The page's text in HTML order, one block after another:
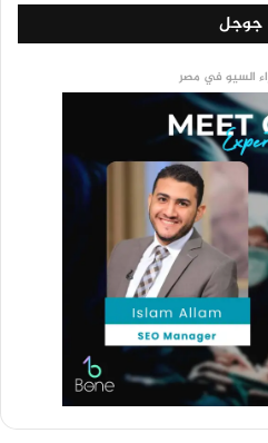
جوجل
السيو في مصر